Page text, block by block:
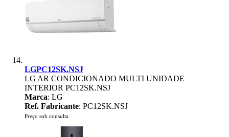
LGPC12SK.NSJ
LG AR CONDICIONADO MULTI UNIDADE
INTERIOR PC12SK.NSJ
Marca: LG
Ref. Fabricante: PC12SK.NSJ
Preço sob consulta